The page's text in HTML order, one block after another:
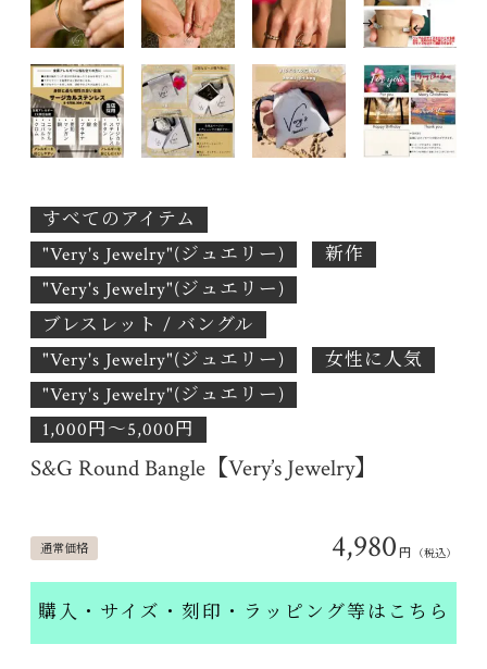
すべてのアイテム
"Very's Jewelry"(ジュエリー)
新作
"Very's Jewelry"(ジュエリー)
ブレスレット / バングル
"Very's Jewelry"(ジュエリー)
女性に人気
"Very's Jewelry"(ジュエリー)
1,000円〜5,000円
S&G Round Bangle【Very’s Jewelry】
通常価格 4,980 円 （税込）
購入・サイズ・刻印・ラッピング等はこちら